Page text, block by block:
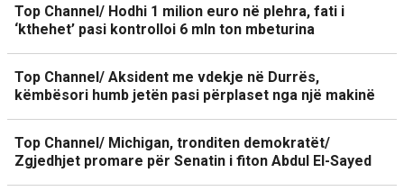
Top Channel/ Hodhi 1 milion euro në plehra, fati i
‘kthehet’ pasi kontrolloi 6 mln ton mbeturina
Top Channel/ Aksident me vdekje në Durrës,
këmbësori humb jetën pasi përplaset nga një makinë
Top Channel/ Michigan, tronditen demokratët/
Zgjedhjet promare për Senatin i fiton Abdul El-Sayed